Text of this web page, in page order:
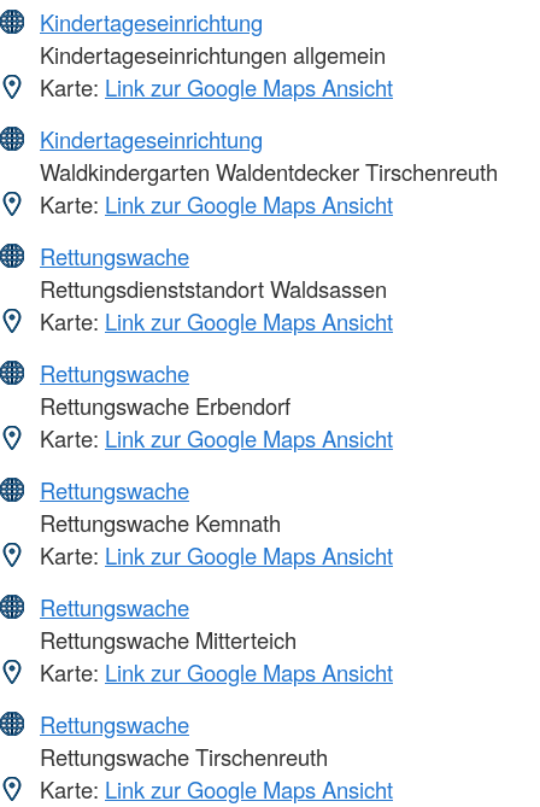
Kindertageseinrichtung
Kindertageseinrichtungen allgemein
Karte: Link zur Google Maps Ansicht
Kindertageseinrichtung
Waldkindergarten Waldentdecker Tirschenreuth
Karte: Link zur Google Maps Ansicht
Rettungswache
Rettungsdienststandort Waldsassen
Karte: Link zur Google Maps Ansicht
Rettungswache
Rettungswache Erbendorf
Karte: Link zur Google Maps Ansicht
Rettungswache
Rettungswache Kemnath
Karte: Link zur Google Maps Ansicht
Rettungswache
Rettungswache Mitterteich
Karte: Link zur Google Maps Ansicht
Rettungswache
Rettungswache Tirschenreuth
Karte: Link zur Google Maps Ansicht